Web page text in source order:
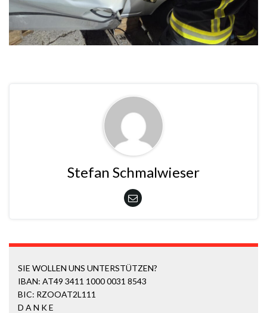
Stefan Schmalwieser
SIE WOLLEN UNS UNTERSTÜTZEN?
IBAN: AT49 3411 1000 0031 8543
BIC: RZOOAT2L111
D A N K E